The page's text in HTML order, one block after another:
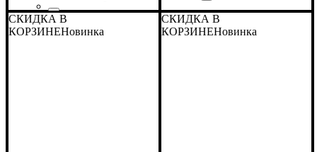
Страна-производитель
Китай
Серия: SDM
Страна-производитель:
Китай
Серия: SDM
СКИДКА В
КОРЗИНЕНовинка
СКИДКА В
КОРЗИНЕНовинка